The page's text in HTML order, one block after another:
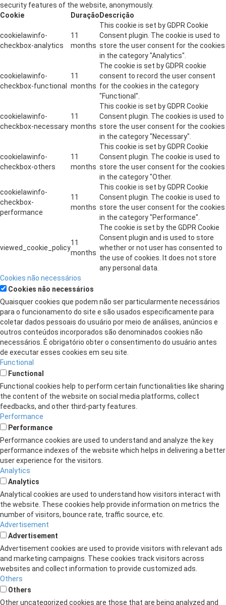
security features of the website, anonymously.
Cookie
Duração Descrição
cookielawinfo-
checkbox-analytics
11
months
This cookie is set by GDPR Cookie
Consent plugin. The cookie is used to
store the user consent for the cookies
in the category "Analytics".
cookielawinfo-
checkbox-functional
11
months
The cookie is set by GDPR cookie
consent to record the user consent
for the cookies in the category
"Functional".
cookielawinfo-
checkbox-necessary
11
months
This cookie is set by GDPR Cookie
Consent plugin. The cookies is used to
store the user consent for the cookies
in the category "Necessary".
cookielawinfo-
checkbox-others
11
months
This cookie is set by GDPR Cookie
Consent plugin. The cookie is used to
store the user consent for the cookies
in the category "Other.
cookielawinfo-
checkbox-
performance
11
months
This cookie is set by GDPR Cookie
Consent plugin. The cookie is used to
store the user consent for the cookies
in the category "Performance".
viewed_cookie_policy
11
months
The cookie is set by the GDPR Cookie
Consent plugin and is used to store
whether or not user has consented to
the use of cookies. It does not store
any personal data.
Cookies não necessários
Cookies não necessários
Quaisquer cookies que podem não ser particularmente necessários
para o funcionamento do site e são usados ​​especificamente para
coletar dados pessoais do usuário por meio de análises, anúncios e
outros conteúdos incorporados são denominados cookies não
necessários. É obrigatório obter o consentimento do usuário antes
de executar esses cookies em seu site.
Functional
Functional
Functional cookies help to perform certain functionalities like sharing
the content of the website on social media platforms, collect
feedbacks, and other third-party features.
Performance
Performance
Performance cookies are used to understand and analyze the key
performance indexes of the website which helps in delivering a better
user experience for the visitors.
Analytics
Analytics
Analytical cookies are used to understand how visitors interact with
the website. These cookies help provide information on metrics the
number of visitors, bounce rate, traffic source, etc.
Advertisement
Advertisement
Advertisement cookies are used to provide visitors with relevant ads
and marketing campaigns. These cookies track visitors across
websites and collect information to provide customized ads.
Others
Others
Other uncategorized cookies are those that are being analyzed and